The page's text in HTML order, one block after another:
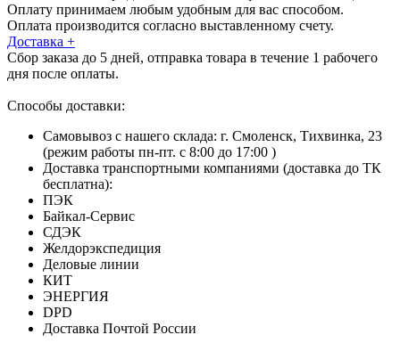
Оплату принимаем любым удобным для вас способом.
Оплата производится согласно выставленному счету.
Доставка +
Сбор заказа до 5 дней, отправка товара в течение 1 рабочего
дня после оплаты.
Способы доставки:
Самовывоз с нашего склада: г. Смоленск, Тихвинка, 23
(режим работы пн-пт. с 8:00 до 17:00 )
Доставка транспортными компаниями (доставка до ТК
бесплатна):
ПЭК
Байкал-Сервис
СДЭК
Желдорэкспедиция
Деловые линии
КИТ
ЭНЕРГИЯ
DPD
Доставка Почтой России